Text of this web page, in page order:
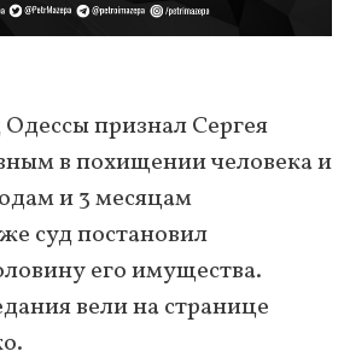
признал Сергея
в похищении человека и
и 3 месяцам
суд постановил
его имущества.
вели на странице